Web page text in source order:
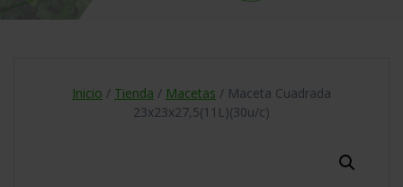
Inicio / Tienda / Macetas / Maceta Cuadrada
23x23x27,5(11L)(30u/c)